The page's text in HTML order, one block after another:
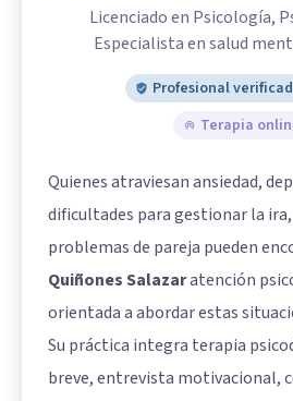
Licenciado en Psicología,
Especialista en salud
Profesional
Terapia
Quienes atraviesan ansiedad,
dificultades para gestionar la
problemas de pareja pueden
Quiñones Salazaratención
orientada a abordar estas
Su práctica integra terapia
breve, entrevista motivacional,